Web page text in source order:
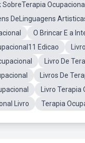
Ocupacional
DeLinguagens
O Brincar E a
Edicao
Livro De
Livros De
Livro
Livro
Terapia